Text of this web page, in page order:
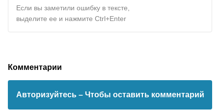
Если вы заметили ошибку в тексте,
выделите ее и нажмите Ctrl+Enter
Комментарии
Авторизуйтесь – Чтобы оставить комментарий